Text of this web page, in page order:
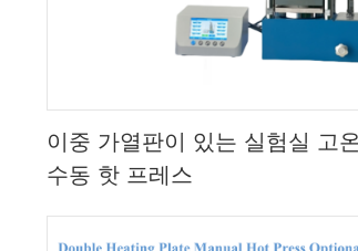
이중 가열판이 있는 실험실 고
수동 핫 프레스